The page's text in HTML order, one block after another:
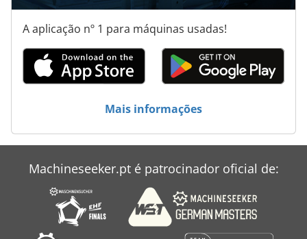
A aplicação nº 1 para máquinas usadas!
Mais informações
Machineseeker.pt é patrocinador oficial de: